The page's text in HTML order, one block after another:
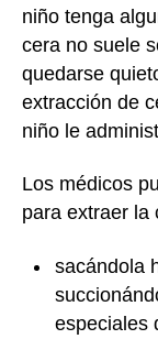
niño tenga
cera no suele
quedarse
extracción de
niño le
Los médicos
para extraer la
sacándola
especiales